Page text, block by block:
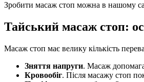
Зробити масаж стоп можна в нашому
Тайський масаж стоп:
Масаж стоп має велику кількість
Зняття напруги. Масаж
Кровообіг. Після масажу стоп